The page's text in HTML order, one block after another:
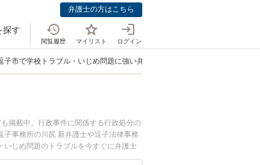
弁護士の方はこちら
探す
閲覧履歴 マイリスト ログイン
子市で学校トラブル・いじめ問題に強い弁護士
掲載中。行政事件に関係する行政処分の
事務所の川尻 新弁護士や逗子法律事務
いじめ問題のトラブルを今すぐに弁護士
じめ問題を法律相談できる逗子市内の弁